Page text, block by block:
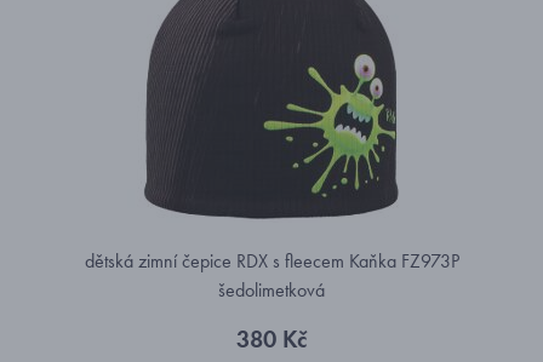
dětská zimní čepice RDX s fleecem Kaňka FZ973P
šedolimetková
380 Kč